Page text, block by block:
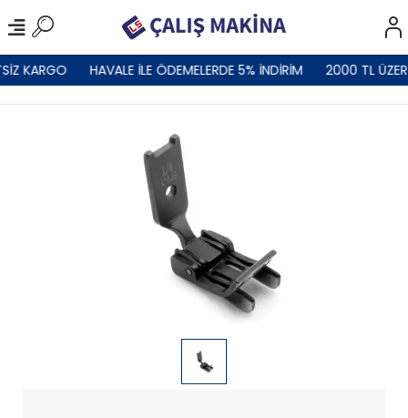
KARGO HAVALE İLE ÖDEMELERDE 5% İNDİRİM 2000 TL